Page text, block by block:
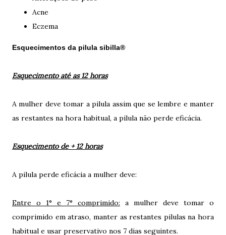
Acne
Eczema
Esquecimentos da pilula sibilla®
Esquecimento até as 12 horas
A mulher deve tomar a pilula assim que se lembre e manter
as restantes na hora habitual, a pilula não perde eficácia.
Esquecimento de + 12 horas
A pilula perde eficácia a mulher deve:
Entre o 1° e 7° comprimido: a mulher deve tomar o
comprimido em atraso, manter as restantes pilulas na hora
habitual e usar preservativo nos 7 dias seguintes.